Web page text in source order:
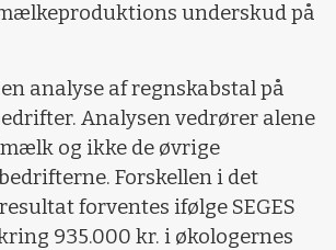
underskud på
analyse af regnskabstal på
Analysen vedrører alene
og ikke de øvrige
Forskellen i det
forventes ifølge SEGES
935.000 kr. i økologernes